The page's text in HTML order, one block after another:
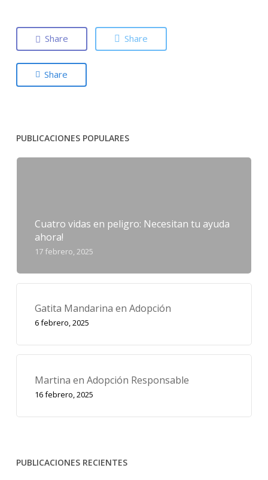
Share Share
Share
PUBLICACIONES POPULARES
Cuatro vidas en peligro: Necesitan tu ayuda
ahora!
17 febrero, 2025
Gatita Mandarina en Adopción
6 febrero, 2025
Martina en Adopción Responsable
16 febrero, 2025
PUBLICACIONES RECIENTES